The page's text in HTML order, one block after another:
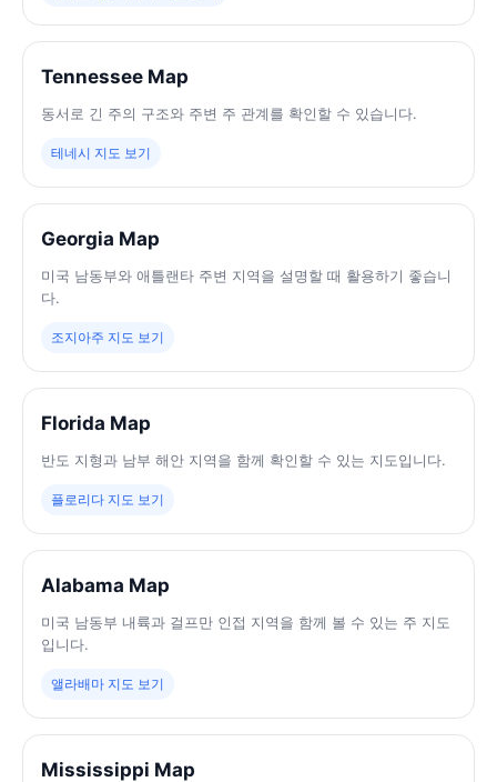
Tennessee Map
동서로 긴 주의 구조와 주변 주 관계를 확인할 수 있습니다.
테네시 지도 보기
Georgia Map
미국 남동부와 애틀랜타 주변 지역을 설명할 때 활용하기 좋습니
다.
조지아주 지도 보기
Florida Map
반도 지형과 남부 해안 지역을 함께 확인할 수 있는 지도입니다.
플로리다 지도 보기
Alabama Map
미국 남동부 내륙과 걸프만 인접 지역을 함께 볼 수 있는 주 지도
입니다.
앨라배마 지도 보기
Mississippi Map